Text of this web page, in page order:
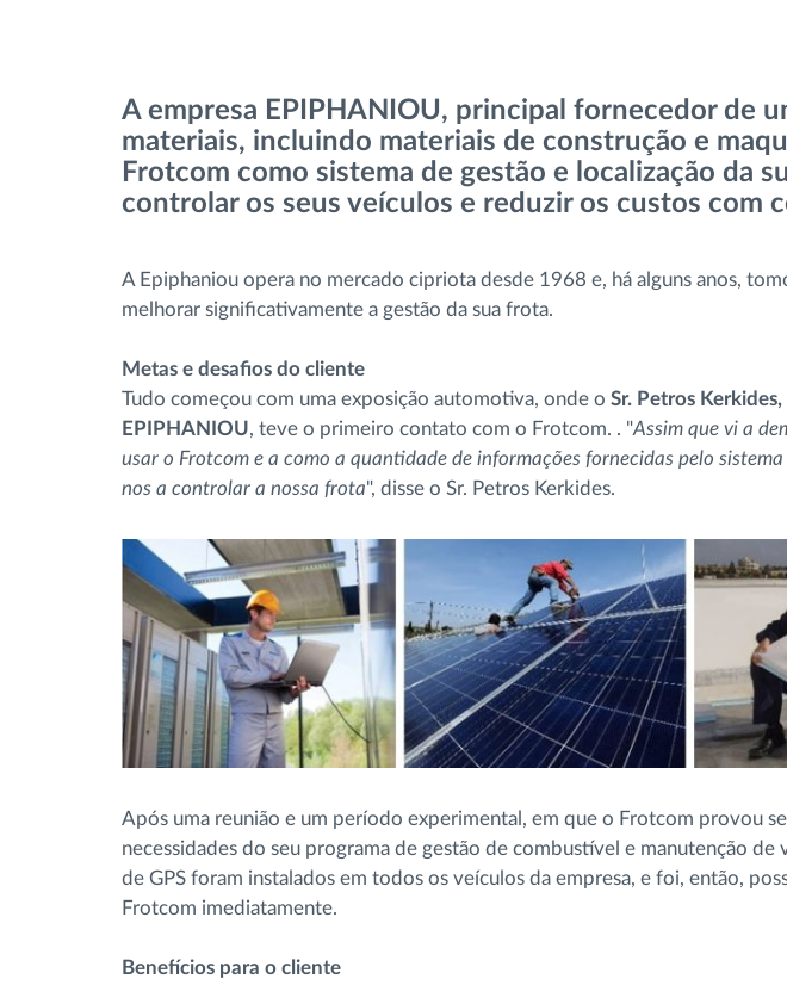
Gestão de Combustível
Planeamento e monitorização de rotas
A empresa EPIPHANIOU, principal fornecedor de
materiais, incluindo materiais de construção e
Frotcom como sistema de gestão e localização da
controlar os seus veículos e reduzir os custos com
A Epiphaniou opera no mercado cipriota desde 1968 e, há alguns anos,
melhorar significativamente a gestão da sua frota.
Metas e desafios do cliente
Tudo começou com uma exposição automotiva, onde o Sr. Petros
EPIPHANIOU, teve o primeiro contato com o Frotcom. . "Assim que vi a
usar o Frotcom e a como a quantidade de informações fornecidas pelo
nos a controlar a nossa frota", disse o Sr. Petros Kerkides.
Após uma reunião e um período experimental, em que o Frotcom provou
necessidades do seu programa de gestão de combustível e manutenção de
de GPS foram instalados em todos os veículos da empresa, e foi, então,
Frotcom imediatamente.
Benefícios para o cliente